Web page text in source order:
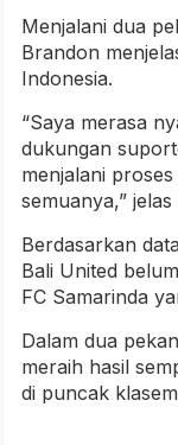
Menjalani dua
Brandon
Indonesia.
“Saya merasa
dukungan
menjalani
semuanya,”
Berdasarkan
Bali United
FC Samarinda
Dalam dua
meraih hasil
di puncak